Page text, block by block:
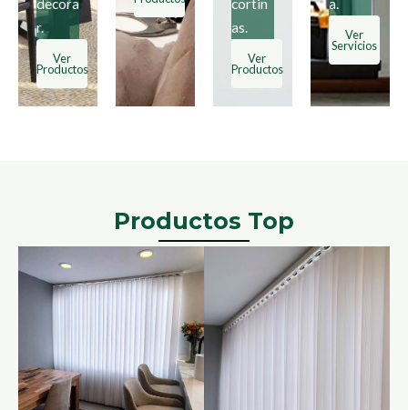
r.
Ver
Productos
as.
Ver
Productos
Ver
Servicios
Productos Top